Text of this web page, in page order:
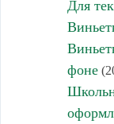
Для
фоне